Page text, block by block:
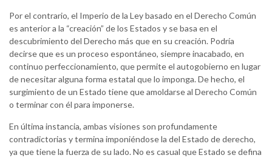
Por el contrario, el Imperio de la Ley basado en el Derecho Común
es anterior a la “creación” de los Estados y se basa en el
descubrimiento del Derecho más que en su creación. Podría
decirse que es un proceso espontáneo, siempre inacabado, en
continuo perfeccionamiento, que permite el autogobierno en lugar
de necesitar alguna forma estatal que lo imponga. De hecho, el
surgimiento de un Estado tiene que amoldarse al Derecho Común
o terminar con él para imponerse.
En última instancia, ambas visiones son profundamente
contradictorias y termina imponiéndose la del Estado de derecho,
ya que tiene la fuerza de su lado. No es casual que Estado se defina